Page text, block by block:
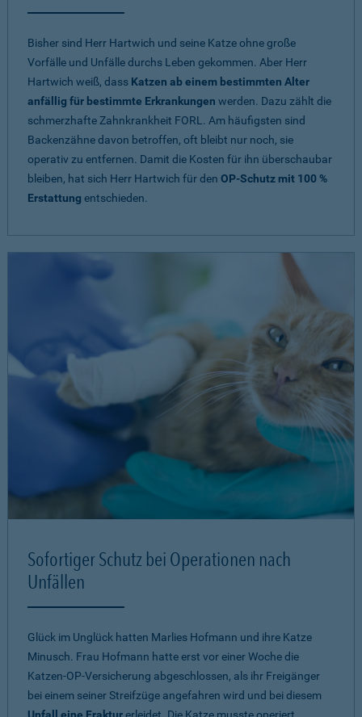
Bisher sind Herr Hartwich und seine Katze ohne große
Vorfälle und Unfälle durchs Leben gekommen. Aber Herr
Hartwich weiß, dass Katzen ab einem bestimmten Alter
anfällig für bestimmte Erkrankungen werden. Dazu zählt die
schmerzhafte Zahnkrankheit FORL. Am häufigsten sind
Backenzähne davon betroffen, oft bleibt nur noch, sie
operativ zu entfernen. Damit die Kosten für ihn überschaubar
bleiben, hat sich Herr Hartwich für den OP-Schutz mit 100 %
Erstattung entschieden.
Sofortiger Schutz bei Operationen nach
Unfällen
Glück im Unglück hatten Marlies Hofmann und ihre Katze
Minusch. Frau Hofmann hatte erst vor einer Woche die
Katzen-OP-Versicherung abgeschlossen, als ihr Freigänger
bei einem seiner Streifzüge angefahren wird und bei diesem